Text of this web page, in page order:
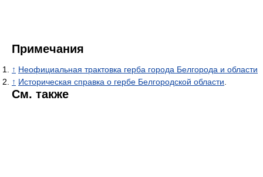
Примечания
↑ Неофициальная трактовка герба города Белгорода и области
↑ Историческая справка о гербе Белгородской области.
См. также